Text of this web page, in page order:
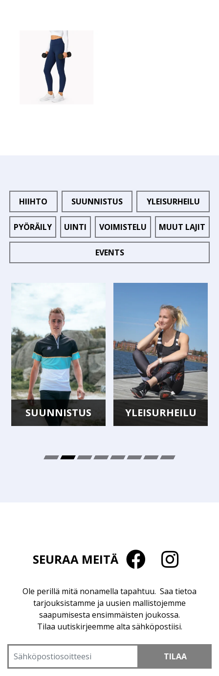
HIIHTO SUUNNISTUS YLEISURHEILU
PYÖRÄILY UINTI VOIMISTELU MUUT LAJIT
EVENTS
SUUNNISTUS YLEISURHEILU
SEURAA MEITÄ
Ole perillä mitä nonamella tapahtuu. Saa tietoa
tarjouksistamme ja uusien mallistojemme
saapumisesta ensimmäisten joukossa.
Tilaa uutiskirjeemme alta sähköpostiisi.
TILAA